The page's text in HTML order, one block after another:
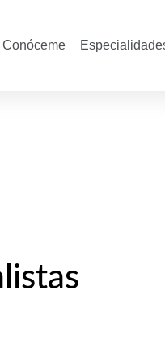
Conóceme